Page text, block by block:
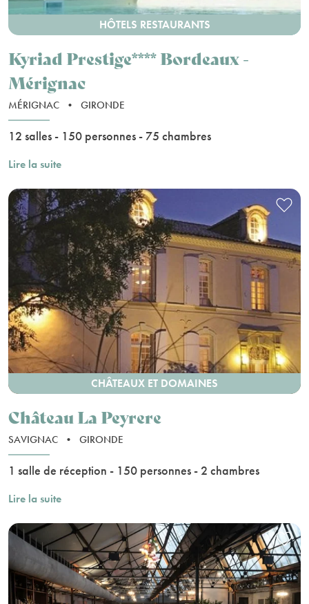
HÔTELS RESTAURANTS
Kyriad Prestige**** Bordeaux -
Mérignac
MÉRIGNAC • GIRONDE
12 salles - 150 personnes - 75 chambres
Lire la suite
CHÂTEAUX ET DOMAINES
Château La Peyrere
SAVIGNAC • GIRONDE
1 salle de réception - 150 personnes - 2 chambres
Lire la suite